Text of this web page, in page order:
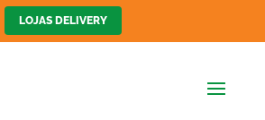
LOJAS DELIVERY